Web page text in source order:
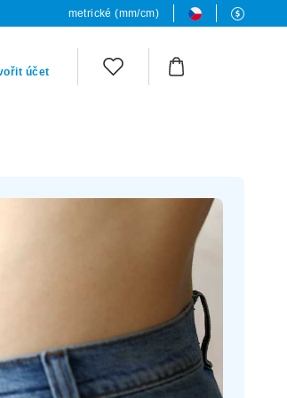
metrické (mm/cm)
účet